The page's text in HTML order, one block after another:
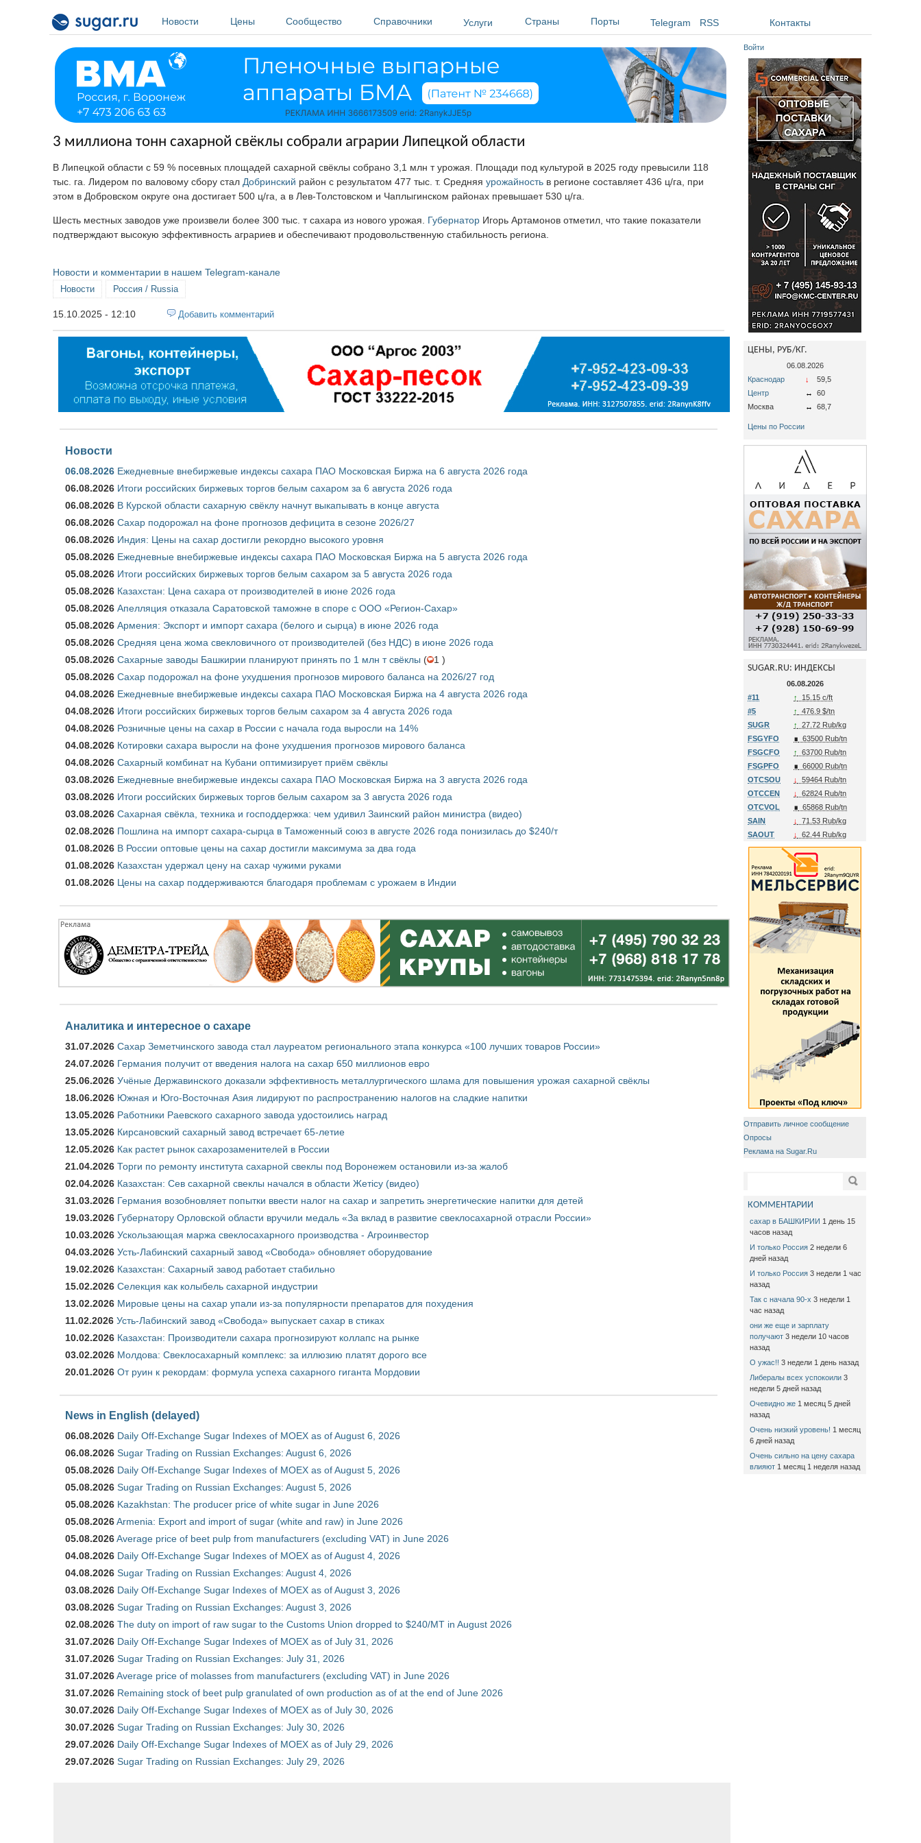
Новости
Цены Сообщество Справочники Услуги Страны Порты Telegram RSS Контакты
3 миллиона тонн сахарной свёклы собрали аграрии Липецкой области
В Липецкой области с 59 % посевных площадей сахарной свёклы собрано 3,1 млн т урожая. Площади под культурой в 2025 году превысили 118
тыс. га. Лидером по валовому сбору стал Добринский район с результатом 477 тыс. т. Средняя урожайность в регионе составляет 436 ц/га, при
этом в Добровском округе она достигает 500 ц/га, а в Лев-Толстовском и Чаплыгинском районах превышает 530 ц/га.
Шесть местных заводов уже произвели более 300 тыс. т сахара из нового урожая. Губернатор Игорь Артамонов отметил, что такие показатели
подтверждают высокую эффективность аграриев и обеспечивают продовольственную стабильность региона.
Новости и комментарии в нашем Telegram-канале
Новости Россия / Russia
15.10.2025 - 12:10 Добавить комментарий
Новости
06.08.2026 Ежедневные внебиржевые индексы сахара ПАО Московская Биржа на 6 августа 2026 года
06.08.2026 Итоги российских биржевых торгов белым сахаром за 6 августа 2026 года
06.08.2026 В Курской области сахарную свёклу начнут выкапывать в конце августа
06.08.2026 Сахар подорожал на фоне прогнозов дефицита в сезоне 2026/27
06.08.2026 Индия: Цены на сахар достигли рекордно высокого уровня
05.08.2026 Ежедневные внебиржевые индексы сахара ПАО Московская Биржа на 5 августа 2026 года
05.08.2026 Итоги российских биржевых торгов белым сахаром за 5 августа 2026 года
05.08.2026 Казахстан: Цена сахара от производителей в июне 2026 года
05.08.2026 Апелляция отказала Саратовской таможне в споре с ООО «Регион-Сахар»
05.08.2026 Армения: Экспорт и импорт сахара (белого и сырца) в июне 2026 года
05.08.2026 Средняя цена жома свекловичного от производителей (без НДС) в июне 2026 года
05.08.2026 Сахарные заводы Башкирии планируют принять по 1 млн т свёклы (
1 )
05.08.2026 Сахар подорожал на фоне ухудшения прогнозов мирового баланса на 2026/27 год
04.08.2026 Ежедневные внебиржевые индексы сахара ПАО Московская Биржа на 4 августа 2026 года
04.08.2026 Итоги российских биржевых торгов белым сахаром за 4 августа 2026 года
04.08.2026 Розничные цены на сахар в России с начала года выросли на 14%
04.08.2026 Котировки сахара выросли на фоне ухудшения прогнозов мирового баланса
04.08.2026 Сахарный комбинат на Кубани оптимизирует приём свёклы
03.08.2026 Ежедневные внебиржевые индексы сахара ПАО Московская Биржа на 3 августа 2026 года
03.08.2026 Итоги российских биржевых торгов белым сахаром за 3 августа 2026 года
03.08.2026 Сахарная свёкла, техника и господдержка: чем удивил Заинский район министра (видео)
02.08.2026 Пошлина на импорт сахара-сырца в Таможенный союз в августе 2026 года понизилась до $240/т
01.08.2026 В России оптовые цены на сахар достигли максимума за два года
01.08.2026 Казахстан удержал цену на сахар чужими руками
01.08.2026 Цены на сахар поддерживаются благодаря проблемам с урожаем в Индии
Аналитика и интересное о сахаре
31.07.2026 Сахар Земетчинского завода стал лауреатом регионального этапа конкурса «100 лучших товаров России»
24.07.2026 Германия получит от введения налога на сахар 650 миллионов евро
25.06.2026 Учёные Державинского доказали эффективность металлургического шлама для повышения урожая сахарной свёклы
18.06.2026 Южная и Юго-Восточная Азия лидируют по распространению налогов на сладкие напитки
13.05.2026 Работники Раевского сахарного завода удостоились наград
13.05.2026 Кирсановский сахарный завод встречает 65-летие
12.05.2026 Как растет рынок сахарозаменителей в России
21.04.2026 Торги по ремонту института сахарной свеклы под Воронежем остановили из-за жалоб
02.04.2026 Казахстан: Сев сахарной свеклы начался в области Жетісу (видео)
31.03.2026 Германия возобновляет попытки ввести налог на сахар и запретить энергетические напитки для детей
19.03.2026 Губернатору Орловской области вручили медаль «За вклад в развитие свеклосахарной отрасли России»
10.03.2026 Ускользающая маржа свеклосахарного производства - Агроинвестор
04.03.2026 Усть-Лабинский сахарный завод «Свобода» обновляет оборудование
19.02.2026 Казахстан: Сахарный завод работает стабильно
15.02.2026 Селекция как колыбель сахарной индустрии
13.02.2026 Мировые цены на сахар упали из-за популярности препаратов для похудения
11.02.2026 Усть-Лабинский завод «Свобода» выпускает сахар в стиках
10.02.2026 Казахстан: Производители сахара прогнозируют коллапс на рынке
03.02.2026 Молдова: Свеклосахарный комплекс: за иллюзию платят дорого все
20.01.2026 От руин к рекордам: формула успеха сахарного гиганта Мордовии
News in English (delayed)
06.08.2026 Daily Off-Exchange Sugar Indexes of MOEX as of August 6, 2026
06.08.2026 Sugar Trading on Russian Exchanges: August 6, 2026
05.08.2026 Daily Off-Exchange Sugar Indexes of MOEX as of August 5, 2026
05.08.2026 Sugar Trading on Russian Exchanges: August 5, 2026
05.08.2026 Kazakhstan: The producer price of white sugar in June 2026
05.08.2026Armenia: Export and import of sugar (white and raw) in June 2026
05.08.2026Average price of beet pulp from manufacturers (excluding VAT) in June 2026
04.08.2026 Daily Off-Exchange Sugar Indexes of MOEX as of August 4, 2026
04.08.2026 Sugar Trading on Russian Exchanges: August 4, 2026
03.08.2026 Daily Off-Exchange Sugar Indexes of MOEX as of August 3, 2026
03.08.2026 Sugar Trading on Russian Exchanges: August 3, 2026
02.08.2026 The duty on import of raw sugar to the Customs Union dropped to $240/MT in August 2026
31.07.2026 Daily Off-Exchange Sugar Indexes of MOEX as of July 31, 2026
31.07.2026 Sugar Trading on Russian Exchanges: July 31, 2026
31.07.2026Average price of molasses from manufacturers (excluding VAT) in June 2026
31.07.2026 Remaining stock of beet pulp granulated of own production as of at the end of June 2026
30.07.2026 Daily Off-Exchange Sugar Indexes of MOEX as of July 30, 2026
30.07.2026 Sugar Trading on Russian Exchanges: July 30, 2026
29.07.2026 Daily Off-Exchange Sugar Indexes of MOEX as of July 29, 2026
29.07.2026 Sugar Trading on Russian Exchanges: July 29, 2026
Войти
ЦЕНЫ, РУБ/КГ.
06.08.2026
Краснодар
↓
59,5
Центр
↔
60
Москва
↔ 68,7
Цены по России
SUGAR.RU: ИНДЕКСЫ
06.08.2026
#11
↑
15.15 c/ft
#5
↑
476.9 $/tn
SUGR
↑
27.72 Rub/kg
FSGYFO
∎ 63500 Rub/tn
FSGCFO
↑
63700 Rub/tn
FSGPFO
∎ 66000 Rub/tn
OTCSOU
↓
59464 Rub/tn
OTCCEN
↓
62824 Rub/tn
OTCVOL
∎ 65868 Rub/tn
SAIN
↓
71.53 Rub/kg
SAOUT
↓ 62.44 Rub/kg
Отправить личное сообщение
Опросы
Реклама на Sugar.Ru
Поиск
КОММЕНТАРИИ
сахар в БАШКИРИИ 1 день 15
часов назад
И только Россия 2 недели 6
дней назад
И только Россия 3 недели 1 час
назад
Так с начала 90-х 3 недели 1
час назад
они же еще и зарплату
получают 3 недели 10 часов
назад
О ужас!! 3 недели 1 день назад
Либералы всех успокоили 3
недели 5 дней назад
Очевидно же 1 месяц 5 дней
назад
Очень низкий уровень! 1 месяц
6 дней назад
Очень сильно на цену сахара
влияют 1 месяц 1 неделя назад